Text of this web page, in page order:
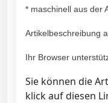
* maschinell aus der
Artikelbeschreibung
Ihr Browser
Sie können die
klick auf diesen